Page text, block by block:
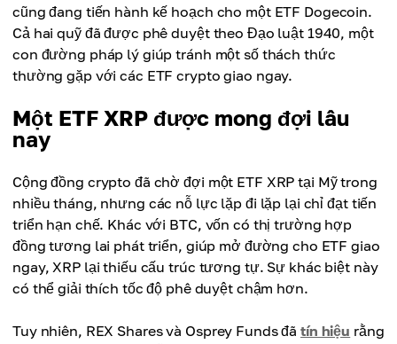
cũng đang tiến hành kế hoạch cho một ETF Dogecoin.
Cả hai quỹ đã được phê duyệt theo Đạo luật 1940, một
con đường pháp lý giúp tránh một số thách thức
thường gặp với các ETF crypto giao ngay.
Một ETF XRP được mong đợi lâu
nay
Cộng đồng crypto đã chờ đợi một ETF XRP tại Mỹ trong
nhiều tháng, nhưng các nỗ lực lặp đi lặp lại chỉ đạt tiến
triển hạn chế. Khác với BTC, vốn có thị trường hợp
đồng tương lai phát triển, giúp mở đường cho ETF giao
ngay, XRP lại thiếu cấu trúc tương tự. Sự khác biệt này
có thể giải thích tốc độ phê duyệt chậm hơn.
Tuy nhiên, REX Shares và Osprey Funds đãtín hiệu rằng